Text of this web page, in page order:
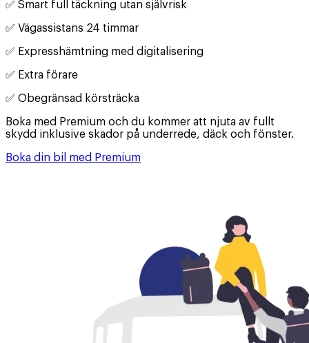
✅️ Smart full täckning utan självrisk
✅️ Vägassistans 24 timmar
✅️ Expresshämtning med digitalisering
✅️ Extra förare
✅️ Obegränsad körsträcka
Boka med Premium och du kommer att njuta av fullt
skydd inklusive skador på underrede, däck och fönster.
Boka din bil med Premium